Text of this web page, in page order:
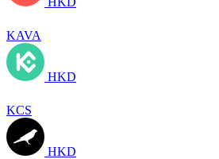
KAVA
HKD
KCS
HKD